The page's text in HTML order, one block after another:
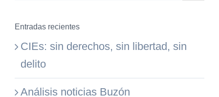
Entradas recientes
CIEs: sin derechos, sin libertad, sin
delito
Análisis noticias Buzón